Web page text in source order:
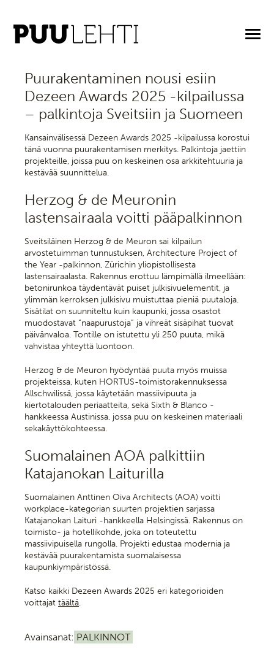
2.12.2025
Puurakentaminen nousi esiin
Dezeen Awards 2025 -kilpailussa
– palkintoja Sveitsiin ja Suomeen
Kansainvälisessä Dezeen Awards 2025 -kilpailussa korostui
tänä vuonna puurakentamisen merkitys. Palkintoja jaettiin
projekteille, joissa puu on keskeinen osa arkkitehtuuria ja
kestävää suunnittelua.
Herzog & de Meuronin
lastensairaala voitti pääpalkinnon
Sveitsiläinen Herzog & de Meuron sai kilpailun
arvostetuimman tunnustuksen, Architecture Project of
the Year -palkinnon, Zürichin yliopistollisesta
lastensairaalasta. Rakennus erottuu lämpimällä ilmeellään:
betonirunkoa täydentävät puiset julkisivuelementit, ja
ylimmän kerroksen julkisivu muistuttaa pieniä puutaloja.
Sisätilat on suunniteltu kuin kaupunki, jossa osastot
muodostavat “naapurustoja” ja vihreät sisäpihat tuovat
päivänvaloa. Tontille on istutettu yli 250 puuta, mikä
vahvistaa yhteyttä luontoon.
Herzog & de Meuron hyödyntää puuta myös muissa
projekteissa, kuten HORTUS-toimistorakennuksessa
Allschwilissä, jossa käytetään massiivipuuta ja
kiertotalouden periaatteita, sekä Sixth & Blanco -
hankkeessa Austinissa, jossa puu on keskeinen materiaali
sekakäyttökohteessa.
Suomalainen AOA palkittiin
Katajanokan Laiturilla
Suomalainen Anttinen Oiva Architects (AOA) voitti
workplace-kategorian suurten projektien sarjassa
Katajanokan Laituri -hankkeella Helsingissä. Rakennus on
toimisto- ja hotellikohde, joka on toteutettu
massiivipuisella rungolla. Projekti edustaa modernia ja
kestävää puurakentamista suomalaisessa
kaupunkiympäristössä.
Katso kaikki Dezeen Awards 2025 eri kategorioiden
voittajat täältä.
Avainsanat: PALKINNOT